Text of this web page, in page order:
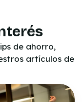
de ahorro,
artículos de